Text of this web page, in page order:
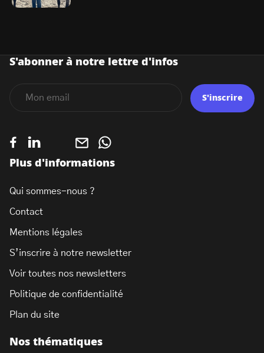
Nos thématiques
Plus d'informations
Qui sommes-nous ?
Contact
Mentions légales
S’inscrire à notre newsletter
Voir toutes nos newsletters
Politique de confidentialité
Plan du site
S'abonner à notre lettre d'infos
S'inscrire